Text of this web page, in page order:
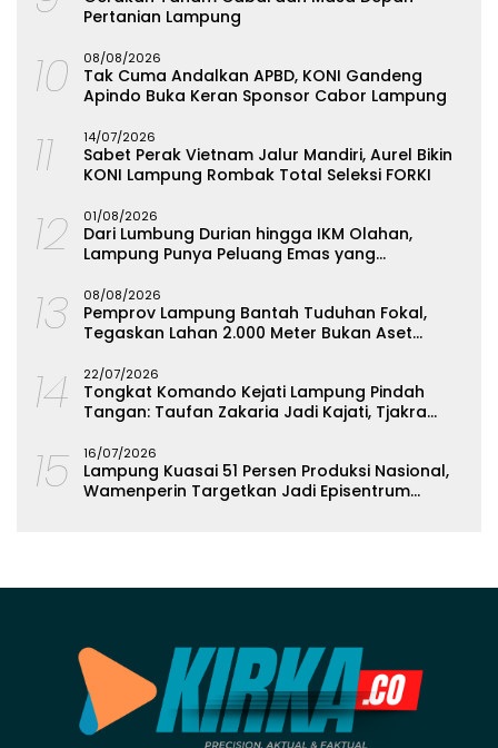
Pertanian Lampung
10 08/08/2026
Tak Cuma Andalkan APBD, KONI Gandeng
Apindo Buka Keran Sponsor Cabor Lampung
11 14/07/2026
Sabet Perak Vietnam Jalur Mandiri, Aurel Bikin
KONI Lampung Rombak Total Seleksi FORKI
12 01/08/2026
Dari Lumbung Durian hingga IKM Olahan,
Lampung Punya Peluang Emas yang
13 08/08/2026
Pemprov Lampung Bantah Tuduhan Fokal,
Tegaskan Lahan 2.000 Meter Bukan Aset
14 22/07/2026
Tongkat Komando Kejati Lampung Pindah
Tangan: Taufan Zakaria Jadi Kajati, Tjakra
15 16/07/2026
Lampung Kuasai 51 Persen Produksi Nasional,
Wamenperin Targetkan Jadi Episentrum